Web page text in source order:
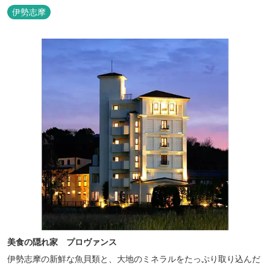
い。
伊勢志摩
美食の隠れ家 プロヴァンス
伊勢志摩の新鮮な魚貝類と、大地のミネラルをたっぷり取り込んだ